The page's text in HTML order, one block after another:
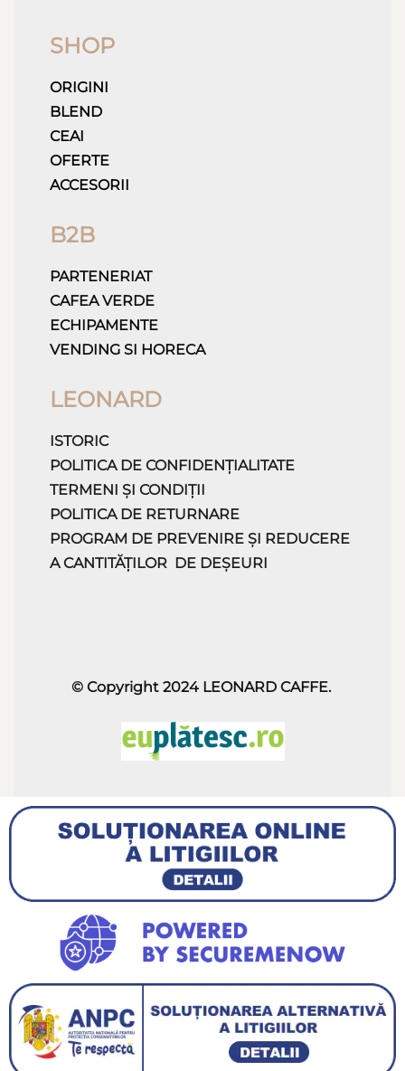
SHOP
ORIGINI
BLEND
CEAI
OFERTE
ACCESORII
B2B
PARTENERIAT
CAFEA VERDE
ECHIPAMENTE
VENDING SI HORECA
LEONARD
ISTORIC
POLITICA DE CONFIDENȚIALITATE
TERMENI ȘI CONDIȚII
POLITICA DE RETURNARE
PROGRAM DE PREVENIRE ȘI REDUCERE
A CANTITĂȚILOR DE DEȘEURI
© Copyright 2024 LEONARD CAFFE.